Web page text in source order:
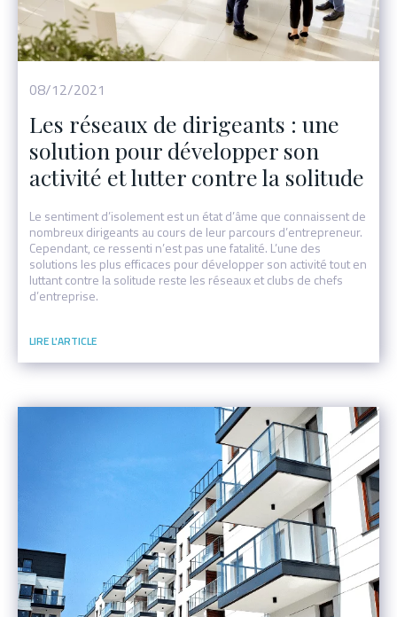
08/12/2021
Les réseaux de dirigeants : une
solution pour développer son
activité et lutter contre la solitude
Le sentiment d’isolement est un état d’âme que connaissent de
nombreux dirigeants au cours de leur parcours d’entrepreneur.
Cependant, ce ressenti n’est pas une fatalité. L’une des
solutions les plus efficaces pour développer son activité tout en
luttant contre la solitude reste les réseaux et clubs de chefs
d’entreprise.